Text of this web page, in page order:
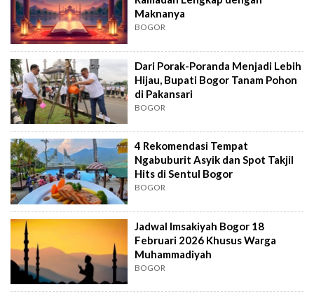
Maknanya
BOGOR
Dari Porak-Poranda Menjadi Lebih
Hijau, Bupati Bogor Tanam Pohon
di Pakansari
BOGOR
4 Rekomendasi Tempat
Ngabuburit Asyik dan Spot Takjil
Hits di Sentul Bogor
BOGOR
Jadwal Imsakiyah Bogor 18
Februari 2026 Khusus Warga
Muhammadiyah
BOGOR